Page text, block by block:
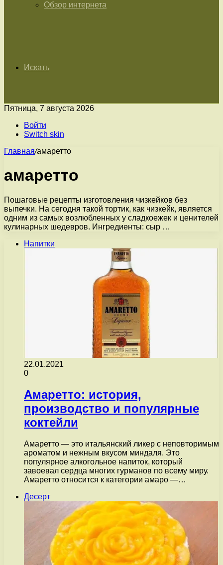
Обзор интернета
Искать
Пятница, 7 августа 2026
Войти
Switch skin
Главная/амаретто
амаретто
Пошаговые рецепты изготовления чизкейков без
выпечки. На сегодня такой тортик, как чизкейк, является
одним из самых возлюбленных у сладкоежек и ценителей
кулинарных шедевров. Ингредиенты: сыр …
Напитки
22.01.2021
0
Амаретто: история,
производство и популярные
коктейли
Амаретто — это итальянский ликер с неповторимым
ароматом и нежным вкусом миндаля. Это
популярное алкогольное напиток, который
завоевал сердца многих гурманов по всему миру.
Амаретто относится к категории амаро —…
Десерт